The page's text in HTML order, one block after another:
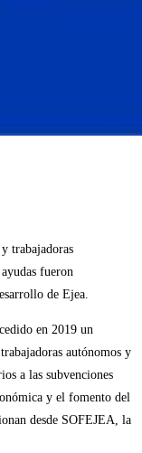
trabajadoras
fueron
de Ejea.
en 2019 un
trabajadoras autónomos y
a las subvenciones
y el fomento del
desde SOFEJEA, la